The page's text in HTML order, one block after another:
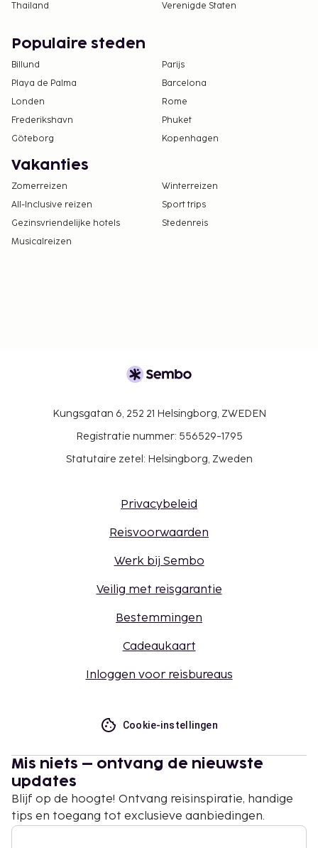
Thailand
Verenigde Staten
Populaire steden
Billund
Parijs
Playa de Palma
Barcelona
Londen
Rome
Frederikshavn
Phuket
Göteborg
Kopenhagen
Vakanties
Zomerreizen
Winterreizen
All-Inclusive reizen
Sport trips
Gezinsvriendelijke hotels
Stedenreis
Musicalreizen
Kungsgatan 6, 252 21 Helsingborg, ZWEDEN
Registratie nummer: 556529-1795
Statutaire zetel: Helsingborg, Zweden
Privacybeleid
Reisvoorwaarden
Werk bij Sembo
Veilig met reisgarantie
Bestemmingen
Cadeaukaart
Inloggen voor reisbureaus
Cookie-instellingen
Mis niets – ontvang de nieuwste
updates
Blijf op de hoogte! Ontvang reisinspiratie, handige
tips en toegang tot exclusieve aanbiedingen.